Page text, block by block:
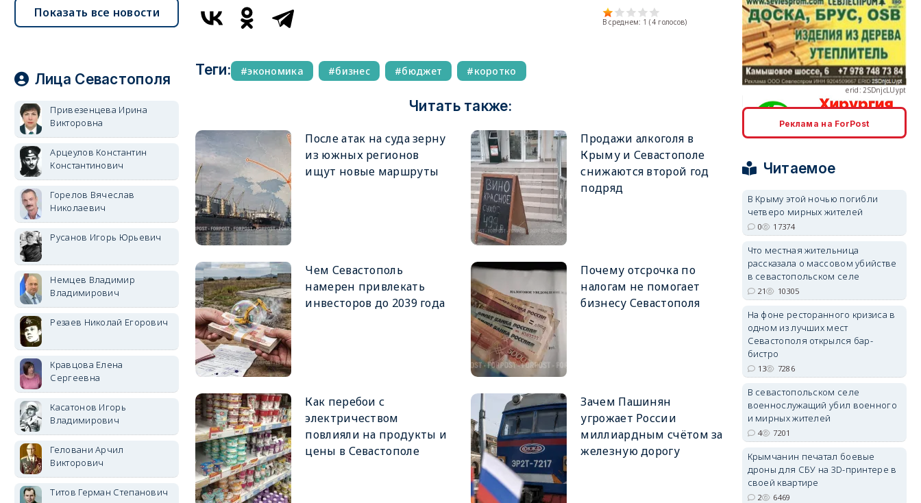
В среднем: 1 (4 голосов)
Теги: экономика бизнес бюджет коротко
Читать также:
После атак на суда зерну
из южных регионов
ищут новые маршруты
Продажи алкоголя в
Крыму и Севастополе
снижаются второй год
подряд
Чем Севастополь
намерен привлекать
инвесторов до 2039 года
Почему отсрочка по
налогам не помогает
бизнесу Севастополя
Как перебои с
электричеством
повлияли на продукты и
цены в Севастополе
Зачем Пашинян
угрожает России
миллиардным счётом за
железную дорогу
Показать все новости
Лица Севастополя
Привезенцева Ирина
Викторовна
Арцеулов Константин
Константинович
Горелов Вячеслав
Николаевич
Русанов Игорь Юрьевич
Немцев Владимир
Владимирович
Резаев Николай Егорович
Кравцова Елена
Сергеевна
Касатонов Игорь
Владимирович
Геловани Арчил
Викторович
Титов Герман Степанович
erid: 2SDnjcLUypt
erid: 2SDnjcrDNw6
erid: 2SDnjdPjgYS
erid: 2SDnjdvhGXG
Реклама на ForPost
Читаемое
В Крыму этой ночью погибли
четверо мирных жителей
0 17374
Что местная жительница
рассказала о массовом убийстве
в севастопольском селе
21 10305
На фоне ресторанного кризиса в
одном из лучших мест
Севастополя открылся бар-
бистро
13 7286
В севастопольском селе
военнослужащий убил военного
и мирных жителей
4 7201
Крымчанин печатал боевые
дроны для СБУ на 3D-принтере в
своей квартире
2 6469